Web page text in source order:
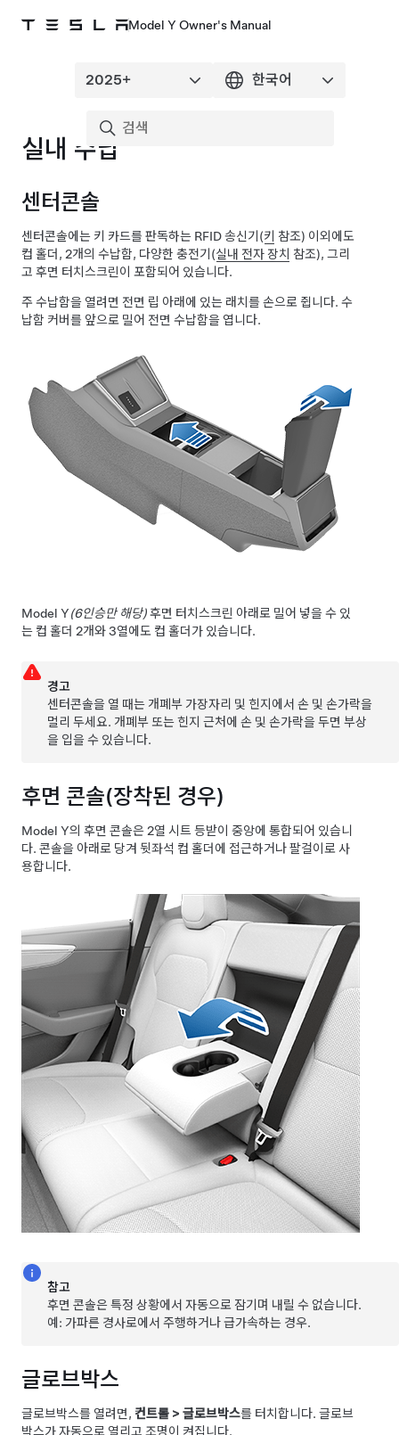
Model Y Owner's Manual
실내 수납
센터콘솔
센터콘솔에는 키 카드를 판독하는 RFID 송신기(키 참조) 이외에도
컵 홀더, 2개의 수납함, 다양한 충전기(실내 전자 장치 참조), 그리
고 후면 터치스크린이 포함되어 있습니다.
주 수납함을 열려면 전면 립 아래에 있는 래치를 손으로 쥡니다. 수
납함 커버를 앞으로 밀어 전면 수납함을 엽니다.
Model Y(6인승만 해당)후면 터치스크린 아래로 밀어 넣을 수 있
는 컵 홀더 2개와 3열에도 컵 홀더가 있습니다.
경고
센터콘솔을 열 때는 개폐부 가장자리 및 힌지에서 손 및 손가락을
멀리 두세요. 개폐부 또는 힌지 근처에 손 및 손가락을 두면 부상
을 입을 수 있습니다.
후면 콘솔(장착된 경우)
Model Y의 후면 콘솔은 2열 시트 등받이 중앙에 통합되어 있습니
다. 콘솔을 아래로 당겨 뒷좌석 컵 홀더에 접근하거나 팔걸이로 사
용합니다.
참고
후면 콘솔은 특정 상황에서 자동으로 잠기며 내릴 수 없습니다.
예: 가파른 경사로에서 주행하거나 급가속하는 경우.
글로브박스
글로브박스를 열려면, 컨트롤 > 글로브박스를 터치합니다. 글로브
박스가 자동으로 열리고 조명이 켜집니다.